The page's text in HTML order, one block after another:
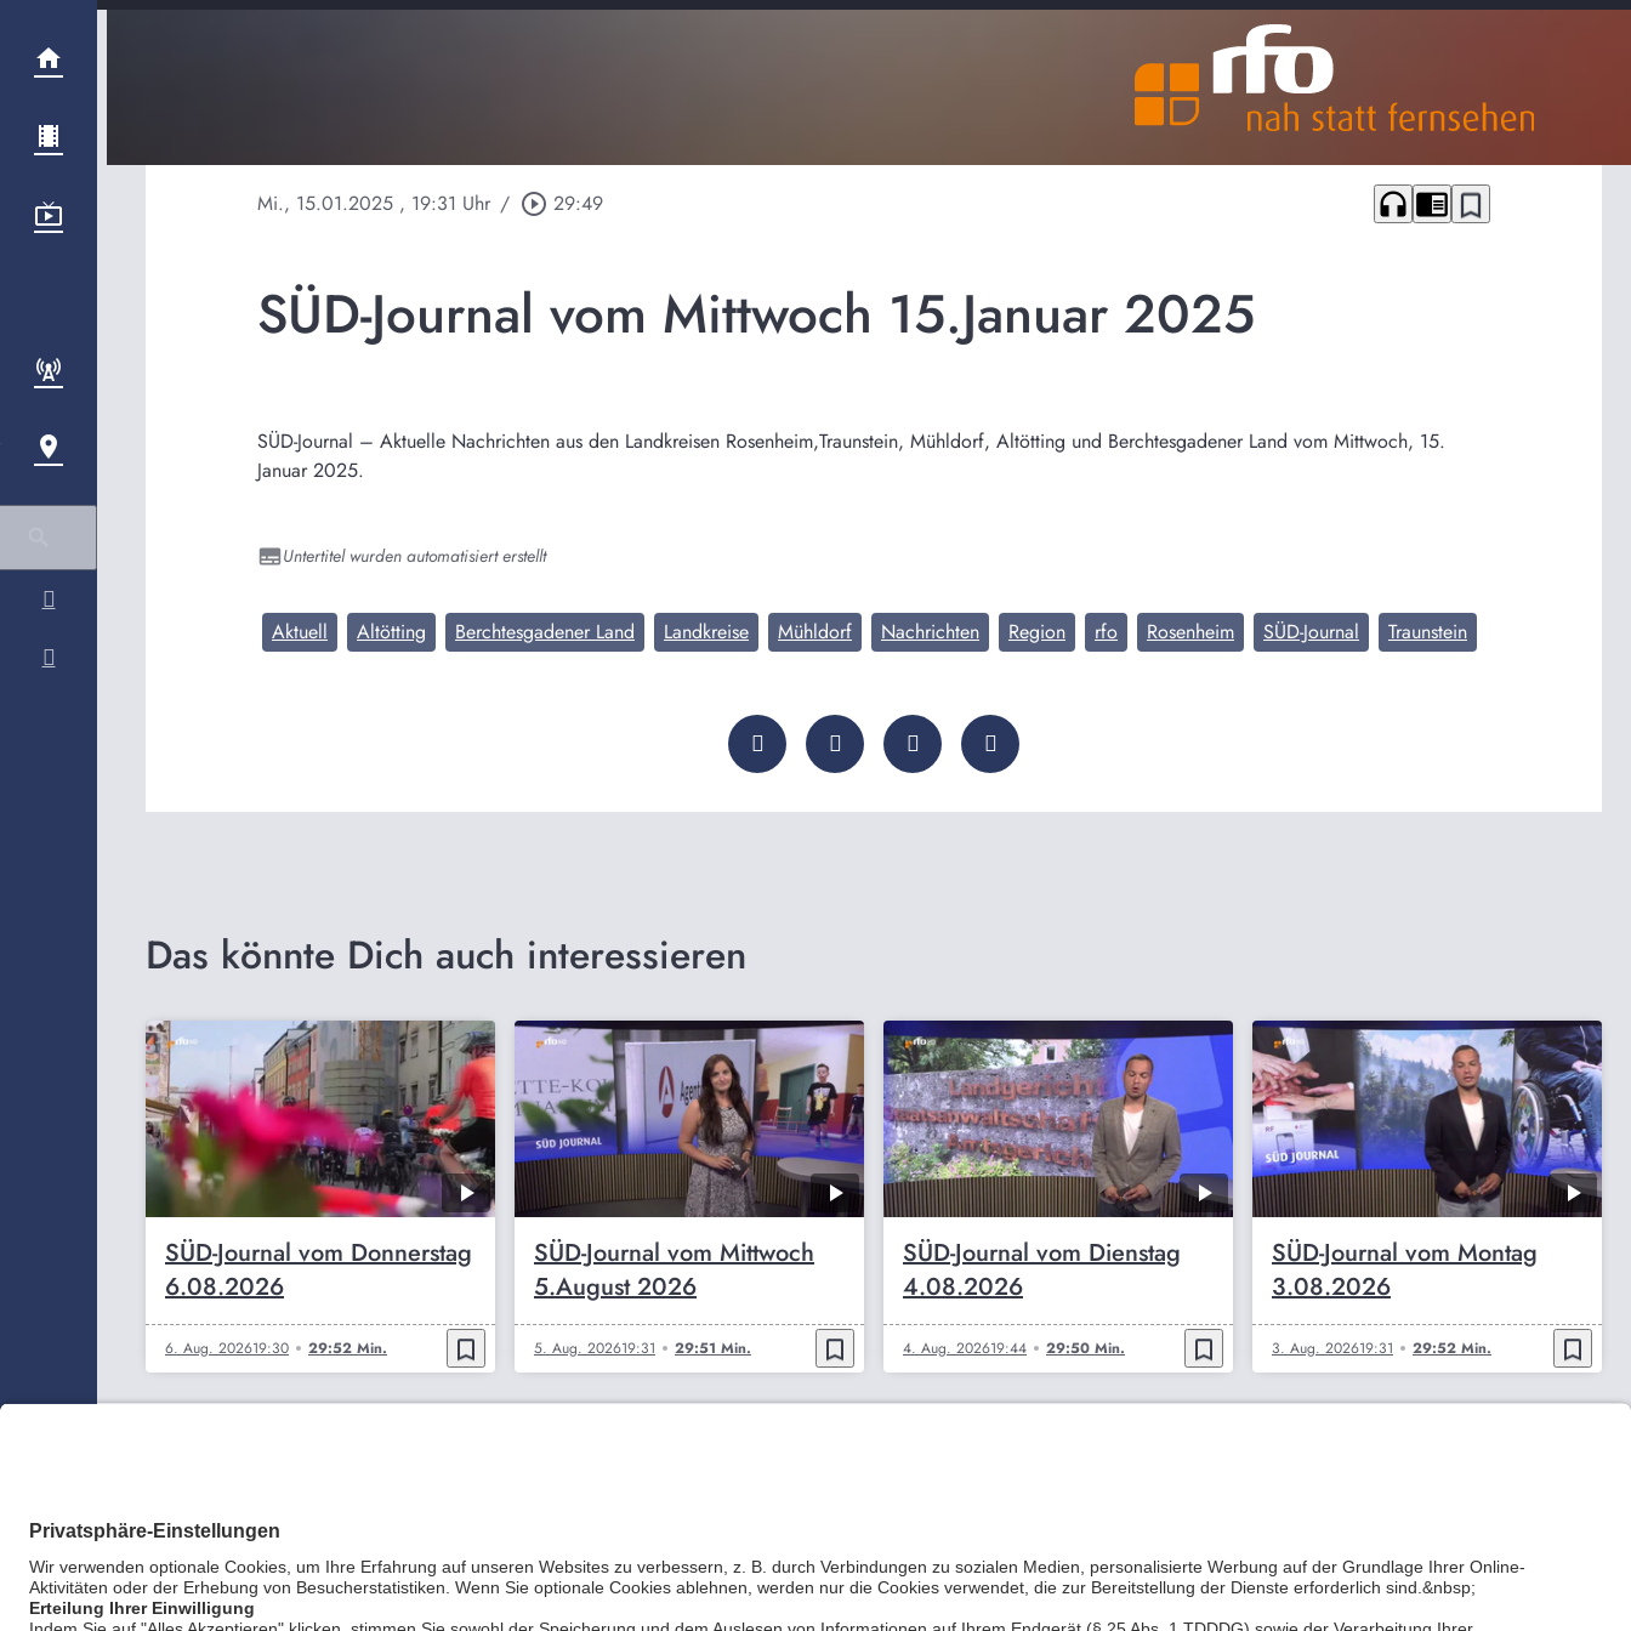
Mi., 15.01.2025 , 19:31 Uhr / play_circle_outline 29:49 headphones chrome_reader_mode bookmark_border
SÜD-Journal vom Mittwoch 15.Januar 2025
SÜD-Journal – Aktuelle Nachrichten aus den Landkreisen Rosenheim,Traunstein, Mühldorf, Altötting und Berchtesgadener Land vom Mittwoch, 15.
Januar 2025.
Untertitel wurden automatisiert erstellt
Aktuell Altötting Berchtesgadener Land Landkreise Mühldorf Nachrichten Region rfo Rosenheim SÜD-Journal Traunstein
Das könnte Dich auch interessieren
SÜD-Journal vom Donnerstag
6.08.2026
6. Aug. 202619:30 29:52 Min. bookmark_border
SÜD-Journal vom Mittwoch
5.August 2026
5. Aug. 202619:31 29:51 Min. bookmark_border
SÜD-Journal vom Dienstag
4.08.2026
4. Aug. 202619:44 29:50 Min. bookmark_border
SÜD-Journal vom Montag
3.08.2026
3. Aug. 202619:31 29:52 Min. bookmark_border